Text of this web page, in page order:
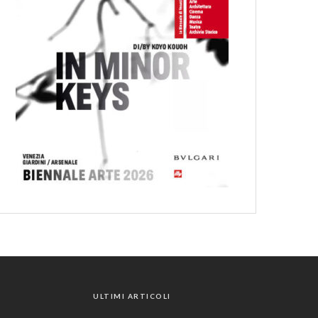
ULTIMI ARTICOLI